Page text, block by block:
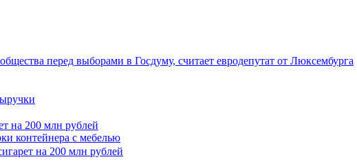
перед выборами в Госдуму, считает евродепутат от Люксембурга
на 200 млн рублей
контейнера с мебелью